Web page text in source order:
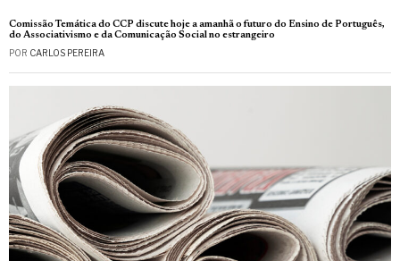
Comissão Temática do CCP discute hoje a amanhã o futuro do Ensino de Português,
do Associativismo e da Comunicação Social no estrangeiro
POR CARLOS PEREIRA